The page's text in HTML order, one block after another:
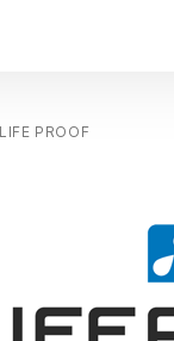
LIFE PROOF